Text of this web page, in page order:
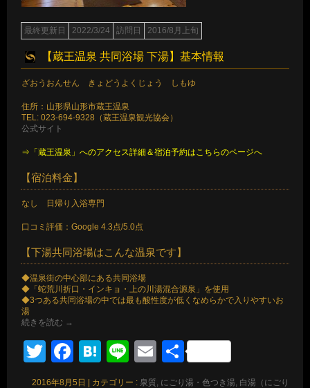
最終更新日 2022/3/24 訪問日 2016/8月上旬
【蔵王温泉 共同浴場 下湯】基本情報
ざおうおんせん きょどうよくじょう しもゆ
住所：山形県山形市蔵王温泉
TEL: 023-694-9328（蔵王温泉観光協会）
公式サイト
⇒「蔵王温泉」へのアクセス詳細＆宿泊予約はこちらのページへ
【宿泊料金】
なし 日帰り入浴専門
口コミ評価：Google 4.3点/5.0点
【下湯共同浴場はこんな温泉です】
◆温泉街の中心部にある共同浴場
◆「蛇荒川折口・インキョ・上の川湯混合源泉」を使用
◆3つある共同浴場の中では最も酸性度が低くなめらかで入りやすいお
湯
続きを読む →
TwitterFacebook
Hatena
LineEmail
共
有
2016年8月5日 | カテゴリー : 泉質, にごり湯・色つき湯, 白湯（にごり